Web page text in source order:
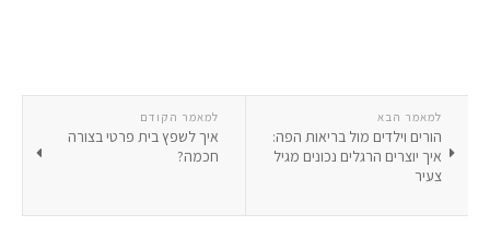
למאמר הקודם
איך לשפץ בית פרטי בצורה
חכמה?
למאמר הבא
הורים וילדים מול בריאות הפה:
איך יוצרים הרגלים נכונים מגיל
צעיר